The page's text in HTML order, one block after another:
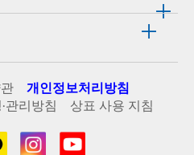
개인정보처리방침
관리방침
상표 사용 지침